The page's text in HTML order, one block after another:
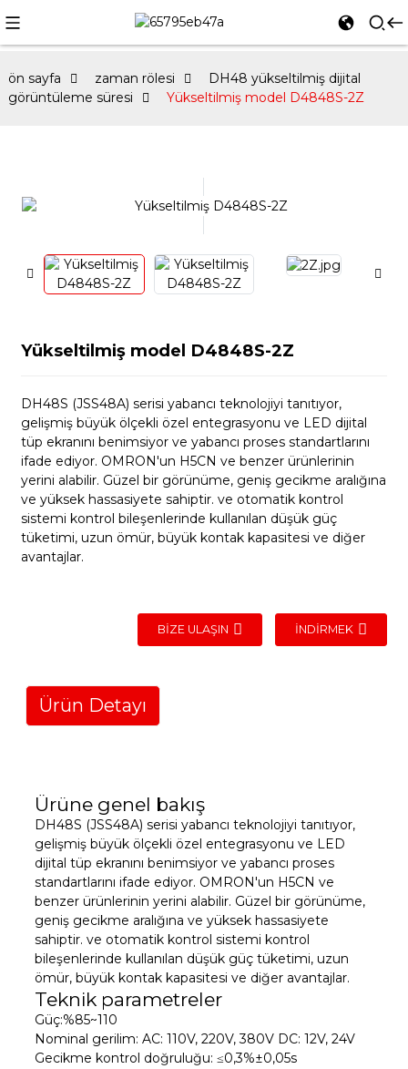
ön sayfa zaman rölesi
DH48 yükseltilmiş dijital
görüntüleme süresi
Yükseltilmiş model D4848S-2Z
Yükseltilmiş model D4848S-2Z
DH48S (JSS48A) serisi yabancı teknolojiyi tanıtıyor,
gelişmiş büyük ölçekli özel entegrasyonu ve LED dijital
tüp ekranını benimsiyor ve yabancı proses standartlarını
ifade ediyor. OMRON'un H5CN ve benzer ürünlerinin
yerini alabilir. Güzel bir görünüme, geniş gecikme aralığına
ve yüksek hassasiyete sahiptir. ve otomatik kontrol
sistemi kontrol bileşenlerinde kullanılan düşük güç
tüketimi, uzun ömür, büyük kontak kapasitesi ve diğer
avantajlar.
BIZE ULAŞIN İNDIRMEK
Ürün Detayı
Ürüne genel bakış
DH48S (JSS48A) serisi yabancı teknolojiyi tanıtıyor,
gelişmiş büyük ölçekli özel entegrasyonu ve LED
dijital tüp ekranını benimsiyor ve yabancı proses
standartlarını ifade ediyor. OMRON'un H5CN ve
benzer ürünlerinin yerini alabilir. Güzel bir görünüme,
geniş gecikme aralığına ve yüksek hassasiyete
sahiptir. ve otomatik kontrol sistemi kontrol
bileşenlerinde kullanılan düşük güç tüketimi, uzun
ömür, büyük kontak kapasitesi ve diğer avantajlar.
Teknik parametreler
Güç:%85~110
Nominal gerilim: AC: 110V, 220V, 380V DC: 12V, 24V
Gecikme kontrol doğruluğu: ≤0,3%±0,05s